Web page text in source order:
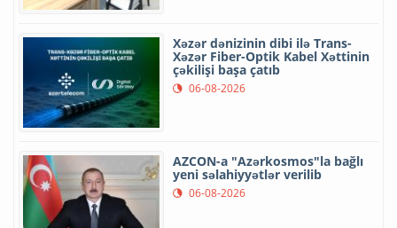
Xəzər dənizinin dibi ilə Trans-
Xəzər Fiber-Optik Kabel Xəttinin
çəkilişi başa çatıb
06-08-2026
AZCON-a "Azərkosmos"la bağlı
yeni səlahiyyətlər verilib
06-08-2026